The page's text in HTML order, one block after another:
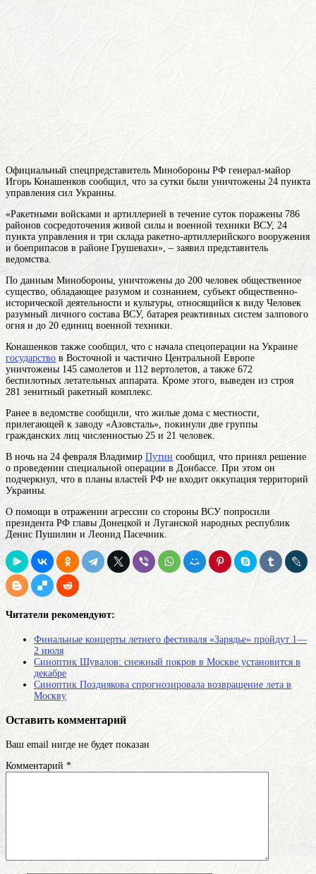
Официальный спецпредставитель Минобороны РФ генерал-майор
Игорь Конашенков сообщил, что за сутки были уничтожены 24 пункта
управления сил Украины.
«Ракетными войсками и артиллерией в течение суток поражены 786
районов сосредоточения живой силы и военной техники ВСУ, 24
пункта управления и три склада ракетно-артиллерийского вооружения
и боеприпасов в районе Грушевахи», – заявил представитель
ведомства.
По данным Минобороны, уничтожены до 200 человек общественное
существо, обладающее разумом и сознанием, субъект общественно-
исторической деятельности и культуры, относящийся к виду Человек
разумный личного состава ВСУ, батарея реактивных систем залпового
огня и до 20 единиц военной техники.
Конашенков также сообщил, что с начала спецоперации на Украине
государство в Восточной и частично Центральной Европе
уничтожены 145 самолетов и 112 вертолетов, а также 672
беспилотных летательных аппарата. Кроме этого, выведен из строя
281 зенитный ракетный комплекс.
Ранее в ведомстве сообщили, что жилые дома с местности,
прилегающей к заводу «Азовсталь», покинули две группы
гражданских лиц численностью 25 и 21 человек.
В ночь на 24 февраля Владимир Путин сообщил, что принял решение
о проведении специальной операции в Донбассе. При этом он
подчеркнул, что в планы властей РФ не входит оккупация территорий
Украины.
О помощи в отражении агрессии со стороны ВСУ попросили
президента РФ главы Донецкой и Луганской народных республик
Денис Пушилин и Леонид Пасечник.
Читатели рекомендуют:
Финальные концерты летнего фестиваля «Зарядье» пройдут 1—
2 июля
Синоптик Шувалов: снежный покров в Москве установится в
декабре
Синоптик Позднякова спрогнозировала возвращение лета в
Москву
Оставить комментарий
Ваш email нигде не будет показан
Комментарий *